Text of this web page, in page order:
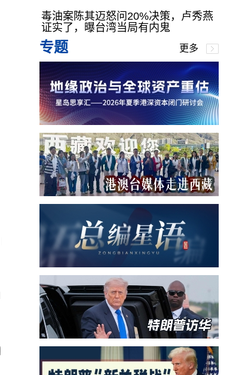
毒油案陈其迈怒问20%决策，卢秀燕
证实了，曝台湾当局有内鬼
专题 更多